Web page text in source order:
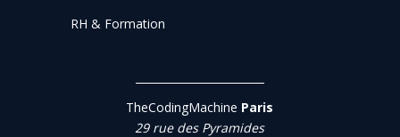
RH & Formation
TheCodingMachine Paris
29 rue des Pyramides